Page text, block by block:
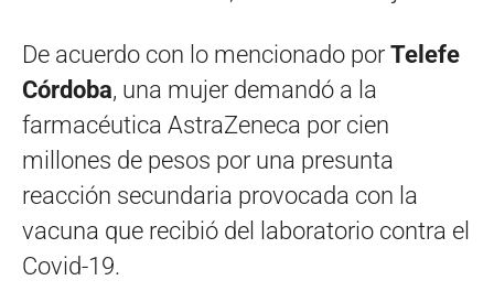
De acuerdo con lo mencionado por Telefe
Córdoba, una mujer demandó a la
farmacéutica AstraZeneca por cien
millones de pesos por una presunta
reacción secundaria provocada con la
vacuna que recibió del laboratorio contra el
Covid-19.